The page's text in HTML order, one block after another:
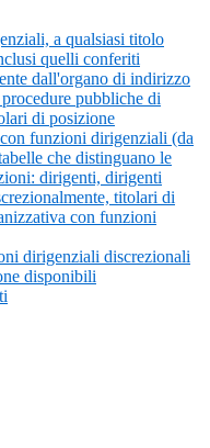
a qualsiasi titolo
quelli conferiti
dall'organo di indirizzo
pubbliche di
di posizione
funzioni dirigenziali (da
che distinguano le
dirigenti, dirigenti
titolari di
con funzioni
dirigenziali discrezionali
disponibili